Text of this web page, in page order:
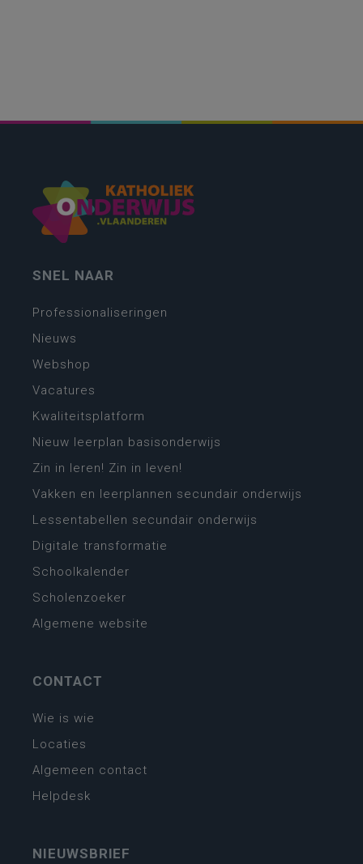
SNEL NAAR
Professionaliseringen
Nieuws
Webshop
Vacatures
Kwaliteitsplatform
Nieuw leerplan basisonderwijs
Zin in leren! Zin in leven!
Vakken en leerplannen secundair onderwijs
Lessentabellen secundair onderwijs
Digitale transformatie
Schoolkalender
Scholenzoeker
Algemene website
CONTACT
Wie is wie
Locaties
Algemeen contact
Helpdesk
NIEUWSBRIEF